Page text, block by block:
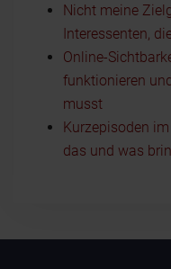
Nicht meine
Interessenten,
Online-
funktionieren
musst
Kurzepisoden
das und was